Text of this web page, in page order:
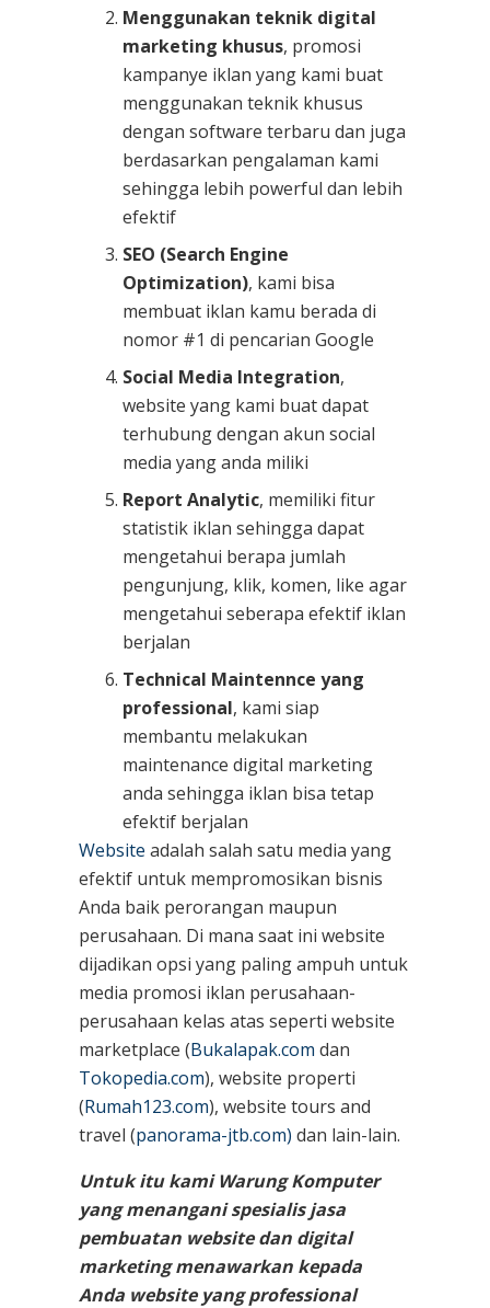
Menggunakan teknik digital
marketing khusus, promosi
kampanye iklan yang kami buat
menggunakan teknik khusus
dengan software terbaru dan juga
berdasarkan pengalaman kami
sehingga lebih powerful dan lebih
efektif
SEO (Search Engine
Optimization), kami bisa
membuat iklan kamu berada di
nomor #1 di pencarian Google
Social Media Integration,
website yang kami buat dapat
terhubung dengan akun social
media yang anda miliki
Report Analytic, memiliki fitur
statistik iklan sehingga dapat
mengetahui berapa jumlah
pengunjung, klik, komen, like agar
mengetahui seberapa efektif iklan
berjalan
Technical Maintennce yang
professional, kami siap
membantu melakukan
maintenance digital marketing
anda sehingga iklan bisa tetap
efektif berjalan
Website adalah salah satu media yang
efektif untuk mempromosikan bisnis
Anda baik perorangan maupun
perusahaan. Di mana saat ini website
dijadikan opsi yang paling ampuh untuk
media promosi iklan perusahaan-
perusahaan kelas atas seperti website
marketplace (Bukalapak.com dan
Tokopedia.com), website properti
(Rumah123.com), website tours and
travel (panorama-jtb.com) dan lain-lain.
Untuk itu kami Warung Komputer
yang menangani spesialis jasa
pembuatan website dan digital
marketing menawarkan kepada
Anda website yang professional